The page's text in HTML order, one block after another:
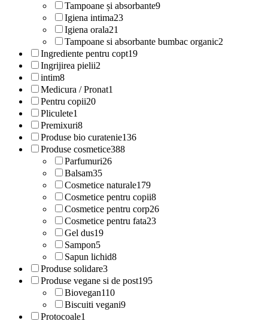
Tampoane și absorbante9
Igiena intima23
Igiena orala21
Tampoane si absorbante bumbac organic2
Ingrediente pentru copt19
Ingrijirea pielii2
intim8
Medicura / Pronat1
Pentru copii20
Pliculete1
Premixuri8
Produse bio curatenie136
Produse cosmetice388
Parfumuri26
Balsam35
Cosmetice naturale179
Cosmetice pentru copii8
Cosmetice pentru corp26
Cosmetice pentru fata23
Gel dus19
Sampon5
Sapun lichid8
Produse solidare3
Produse vegane si de post195
Biovegan110
Biscuiti vegani9
Protocoale1